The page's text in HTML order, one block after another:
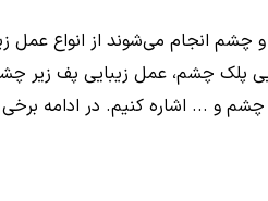
انجام می‌شوند از انواع عمل
پلک چشم، عمل زیبایی پف
و ... اشاره کنیم. در ادامه